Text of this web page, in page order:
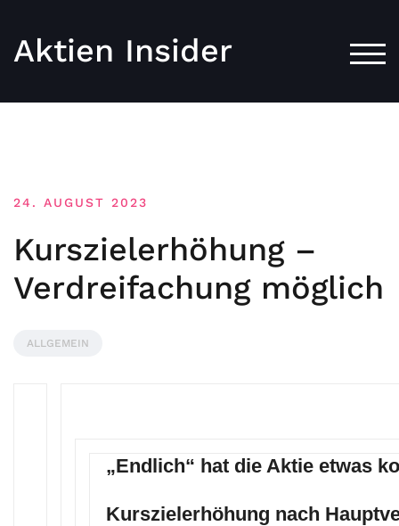
Aktien Insider
24. AUGUST 2023
Kurszielerhöhung –
Verdreifachung möglich
ALLGEMEIN
„Endlich“ hat die Aktie etwas
Kurszielerhöhung nach